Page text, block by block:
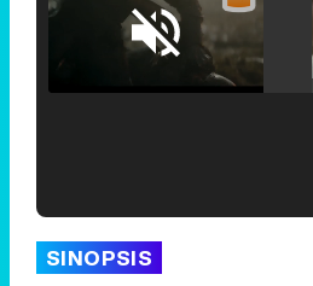
Unmute
SINOPSIS